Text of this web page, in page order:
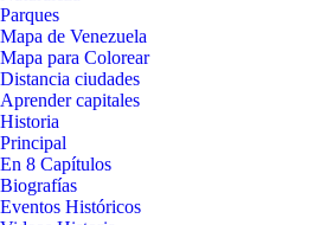
Parques
Mapa de Venezuela
Mapa para Colorear
Distancia ciudades
Aprender capitales
Historia
Principal
En 8 Capítulos
Biografías
Eventos Históricos